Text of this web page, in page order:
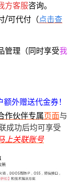
方客服咨询。
/可代付（点击查
管理（同时享受我
外赠送代金券！
作伙伴专属页面与
成功后均可享受
上关联账号